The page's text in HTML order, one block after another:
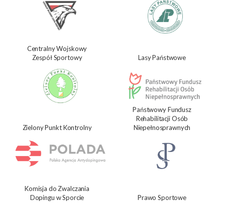
Centralny Wojskowy
Zespół Sportowy
Lasy Państwowe
Zielony Punkt Kontrolny
Państwowy Fundusz
Rehabilitacji Osób
Niepełnosprawnych
Komisja do Zwalczania
Dopingu w Sporcie
Prawo Sportowe